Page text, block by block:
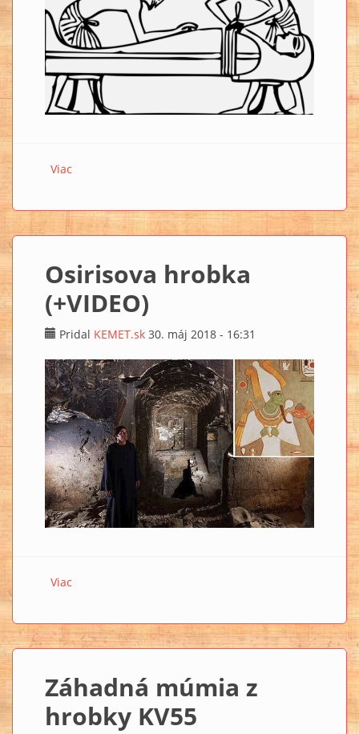
Viac o Egyptská mumie Fred je starší, jak mumie faraonů!
Osirisova hrobka
(+VIDEO)
Pridal KEMET.sk 30. máj 2018 - 16:31
Viac
Záhadná múmia z
hrobky KV55